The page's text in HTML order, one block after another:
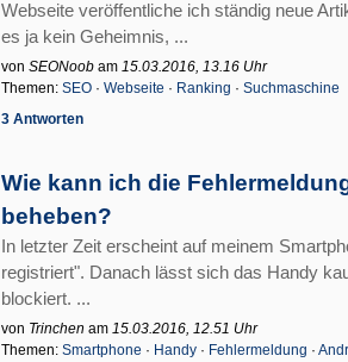
Webseite veröffentliche ich ständig neue
es ja kein Geheimnis, ...
von SEONoob am 15.03.2016, 13.16 Uhr
Themen: SEO · Webseite · Ranking · Suchmaschine
3 Antworten
Wie kann ich die
beheben?
In letzter Zeit erscheint auf meinem
registriert". Danach lässt sich das Handy
blockiert. ...
von Trinchen am 15.03.2016, 12.51 Uhr
Themen: Smartphone · Handy · Fehlermeldung ·